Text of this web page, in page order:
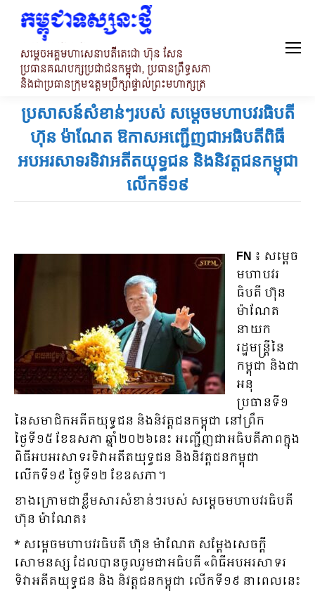
ប្រសាសន៍សំខាន់ៗរបស់ សម្ដេចមហាបវរធិបតី
ហ៊ុន ម៉ាណែត ឱកាសអញ្ជើញជាអធិបតីពិធី
អបអរសាទរទិវាអតីតយុទ្ធជន និងនិវត្តជនកម្ពុជា
លើកទី១៩
FN ៖ សម្តេច
មហាបវរ
ធិបតី ហ៊ុន
ម៉ាណែត
នាយក
រដ្ឋមន្ដ្រីនៃ
កម្ពុជា និងជា
អនុ
ប្រធានទី១
នៃសមាជិកអតីតយុទ្ធជន និងនិវត្តជនកម្ពុជា នៅព្រឹក
ថ្ងៃទី១៥ ខែឧសភា ឆ្នាំ២០២៦នេះ អញ្ជើញជាអធិបតីភាពក្នុង
ពិធីអបអរសាទរទិវាអតីតយុទ្ធជន និងនិវត្តជនកម្ពុជា
លើកទី១៩ ថ្ងៃទី១២ ខែឧសភា។
ខាងក្រោមជាខ្លឹមសារសំខាន់ៗរបស់ សម្ដេចមហាបវរធិបតី
ហ៊ុន ម៉ាណែត៖
* សម្ដេចមហាបវរធិបតី ហ៊ុន ម៉ាណែត សម្ដែងសេចក្តី
សោមនស្ស ដែលបានចូលរួមជាអធិបតី «ពិធីអបអរសាទរ
ទិវាអតីតយុទ្ធជន និង និវត្តជនកម្ពុជា លើកទី១៩ នាពេលនេះ